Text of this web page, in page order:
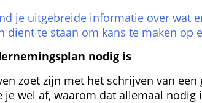
je uitgebreide informatie over wat
dient te staan om kans te maken op
nodig is
zoet zijn met het schrijven van een
je wel af, waarom dat allemaal nodig